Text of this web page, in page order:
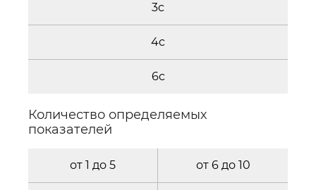
3c
4c
6c
Количество определяемых
показателей
от 1 до 5 от 6 до 10